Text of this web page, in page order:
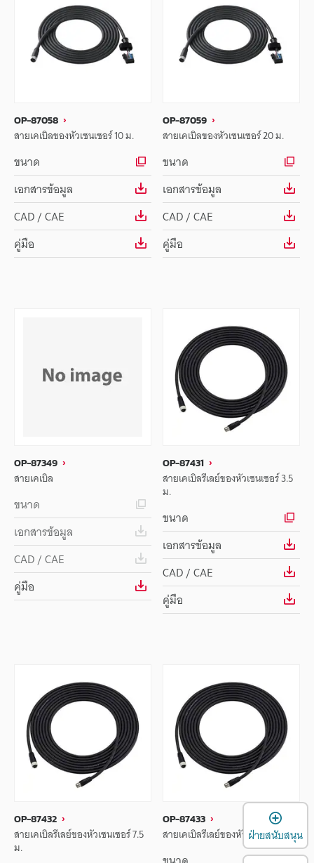
OP-87058
สายเคเบิลของหัวเซนเซอร์ 10 ม.
ขนาด
เอกสารข้อมูล
CAD / CAE
คู่มือ
OP-87059
สายเคเบิลของหัวเซนเซอร์ 20 ม.
ขนาด
เอกสารข้อมูล
CAD / CAE
คู่มือ
OP-87349
สายเคเบิล
ขนาด
เอกสารข้อมูล
CAD / CAE
คู่มือ
OP-87431
สายเคเบิลรีเลย์ของหัวเซนเซอร์ 3.5
ม.
ขนาด
เอกสารข้อมูล
CAD / CAE
คู่มือ
OP-87432
สายเคเบิลรีเลย์ของหัวเซนเซอร์ 7.5
ม.
OP-87433
สายเคเบิลรีเลย์ของหัวเซนเซอร์ 9 ม.
ฝ่ายสนับสนุน